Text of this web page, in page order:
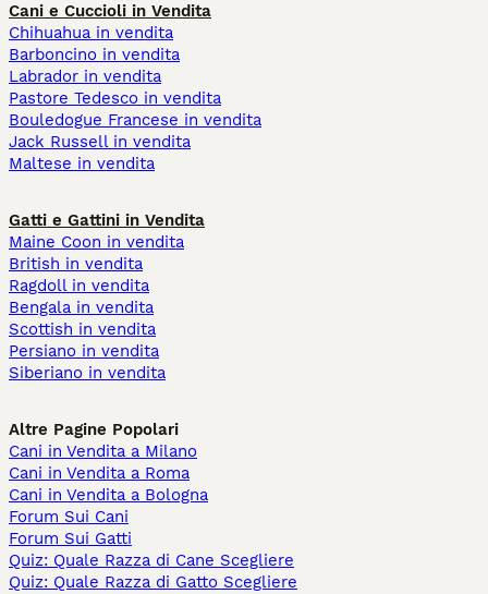
Cani e Cuccioli in Vendita
Chihuahua in vendita
Barboncino in vendita
Labrador in vendita
Pastore Tedesco in vendita
Bouledogue Francese in vendita
Jack Russell in vendita
Maltese in vendita
Gatti e Gattini in Vendita
Maine Coon in vendita
British in vendita
Ragdoll in vendita
Bengala in vendita
Scottish in vendita
Persiano in vendita
Siberiano in vendita
Altre Pagine Popolari
Cani in Vendita a Milano
Cani in Vendita a Roma
Cani in Vendita a Bologna
Forum Sui Cani
Forum Sui Gatti
Quiz: Quale Razza di Cane Scegliere
Quiz: Quale Razza di Gatto Scegliere